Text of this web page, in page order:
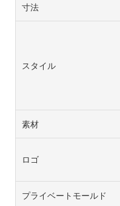
寸法
スタイル
素材
ロゴ
プライベートモールド